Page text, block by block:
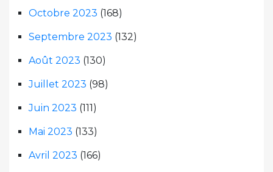
Octobre 2023 (168)
Septembre 2023 (132)
Août 2023 (130)
Juillet 2023 (98)
Juin 2023 (111)
Mai 2023 (133)
Avril 2023 (166)